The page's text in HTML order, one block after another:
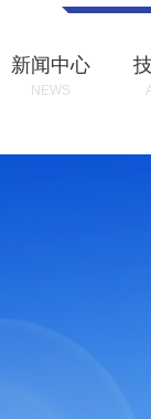
新闻中心
NEWS